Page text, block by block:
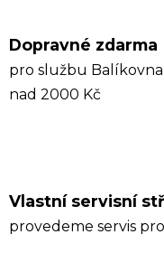
Dopravné zdarma
pro službu
nad 2000 Kč
Vlastní servisní
provedeme servis